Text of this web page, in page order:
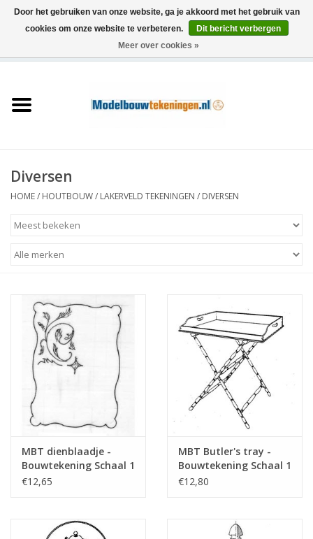
Schepen
Houtbouw
Scenery
Documentatie
Tijdschriften
Nieuwe tekeningen
NIEUWE TIJDSCHRIFTEN
ABONNEMENT DE
MODELBOUWER
Diversen
HOME/ HOUTBOUW/ LAKERVELD TEKENINGEN / DIVERSEN
MBT dienblaadje -
Bouwtekening Schaal 1
: N/A (45.26.002)
€12,65
MBT Butler's tray -
Bouwtekening Schaal 1
: N/A (45.26.016)
€12,80
Door het gebruiken van onze website, ga je akkoord met het gebruik van
cookies om onze website te verbeteren.
Dit bericht verbergen
Meer over cookies »